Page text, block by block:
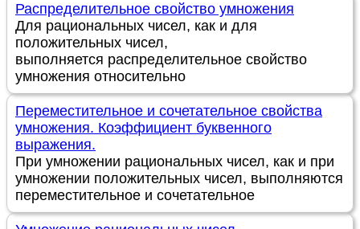
Распределительное свойство умножения
Для рациональных чисел, как и для
положительных чисел,
выполняется распределительное свойство
умножения относительно
Переместительное и сочетательное свойства
умножения. Коэффициент буквенного
выражения.
При умножении рациональных чисел, как и при
умножении положительных чисел, выполняются
переместительное и сочетательное